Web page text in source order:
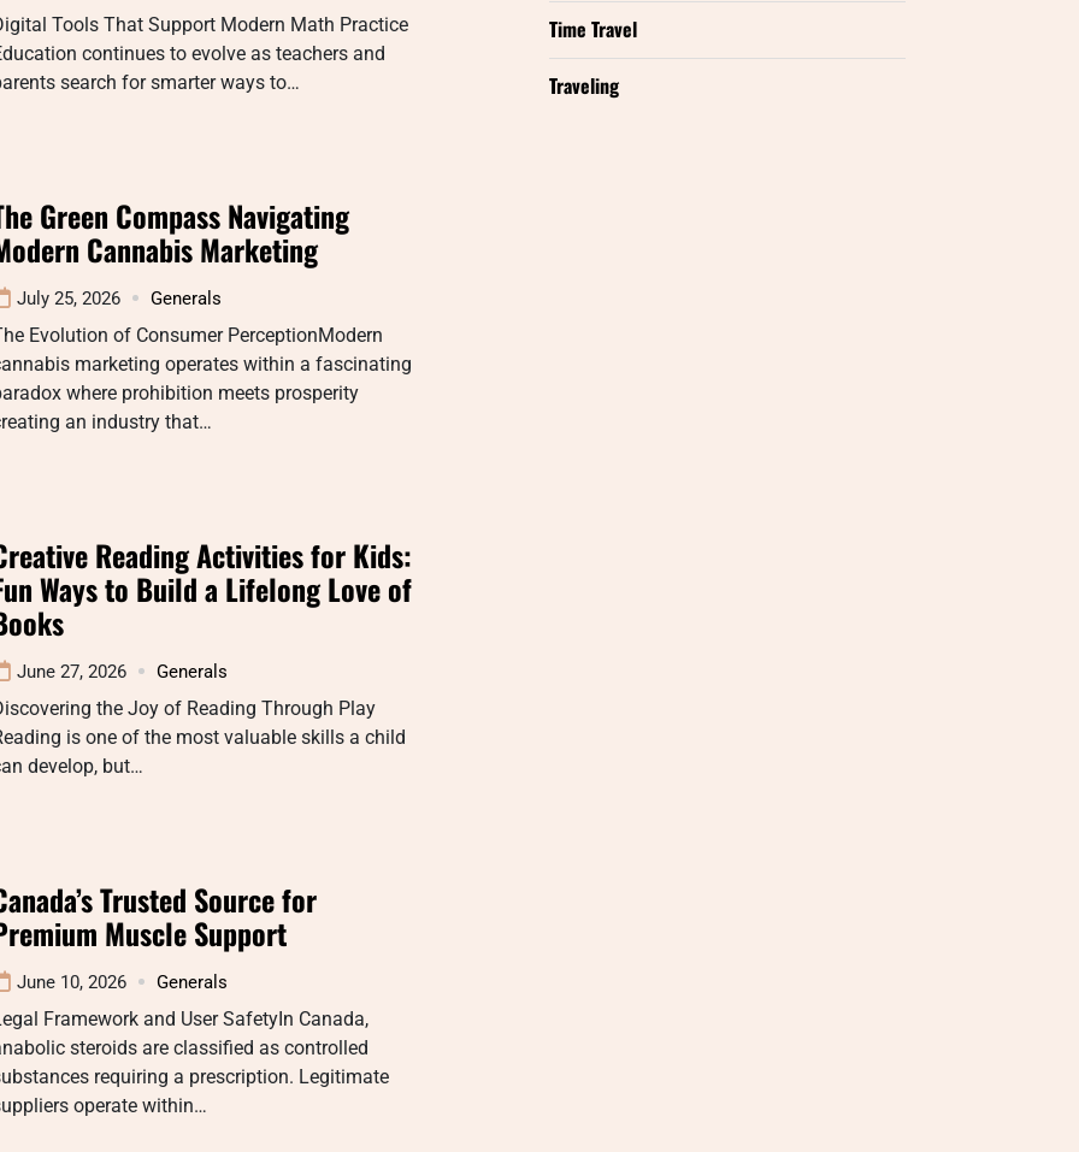
Tools That Support Modern Math Practice
continues to evolve as teachers and
search for smarter ways to…
Green Compass Navigating
Cannabis Marketing
July 25, 2026 Generals
Evolution of Consumer PerceptionModern
marketing operates within a fascinating
where prohibition meets prosperity
an industry that…
Reading Activities for Kids:
Ways to Build a Lifelong Love of
June 27, 2026 Generals
the Joy of Reading Through Play
is one of the most valuable skills a child
develop, but…
Trusted Source for
Muscle Support
June 10, 2026 Generals
Framework and User SafetyIn Canada,
steroids are classified as controlled
requiring a prescription. Legitimate
operate within…
Time Travel
Traveling